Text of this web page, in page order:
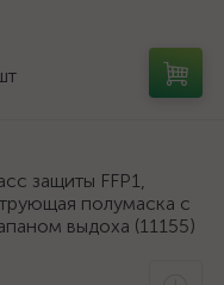
защиты FFP1,
полумаска с
выдоха (11155)